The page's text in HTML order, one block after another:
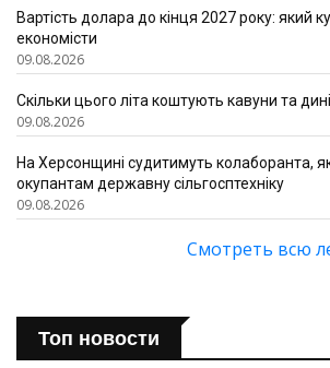
Вартість долара до кінця 2027 року: який
економісти
09.08.2026
Скільки цього літа коштують кавуни та
09.08.2026
На Херсонщині судитимуть колаборанта,
окупантам державну сільгосптехніку
09.08.2026
Смотреть всю
Топ новости